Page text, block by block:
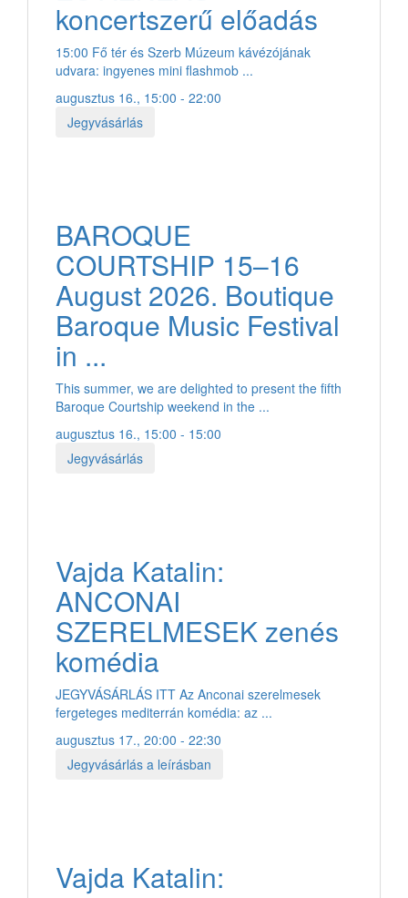
koncertszerű előadás
15:00 Fő tér és Szerb Múzeum kávézójának
udvara: ingyenes mini flashmob ...
augusztus 16., 15:00 - 22:00
Jegyvásárlás
BAROQUE
COURTSHIP 15–16
August 2026. Boutique
Baroque Music Festival
in ...
This summer, we are delighted to present the fifth
Baroque Courtship weekend in the ...
augusztus 16., 15:00 - 15:00
Jegyvásárlás
Vajda Katalin:
ANCONAI
SZERELMESEK zenés
komédia
JEGYVÁSÁRLÁS ITT Az Anconai szerelmesek
fergeteges mediterrán komédia: az ...
augusztus 17., 20:00 - 22:30
Jegyvásárlás a leírásban
Vajda Katalin: